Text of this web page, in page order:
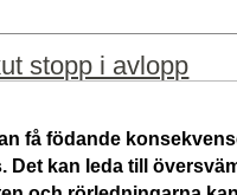
stopp i avlopp
få födande
Det kan leda till